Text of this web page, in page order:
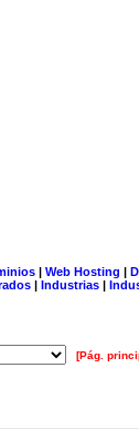
| Web Hosting |
| Industrias |
[Pág.